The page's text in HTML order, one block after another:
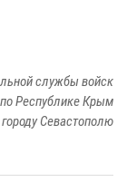
службы войск
Республике Крым
Севастополю